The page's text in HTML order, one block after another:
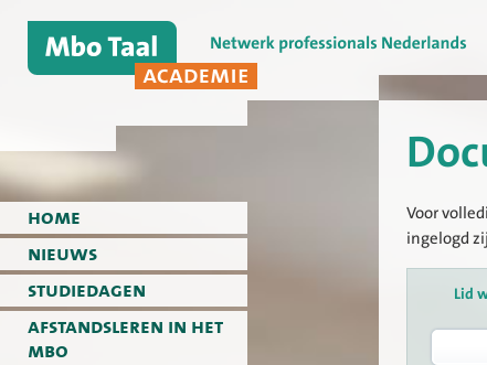
home
nieuws
studiedagen
afstandsleren in het
mbo
Voor
ingelogd
Lid